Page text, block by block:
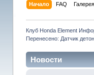
Начало FAQ
Клуб Honda Element
Перенесено: Датчик
Новости